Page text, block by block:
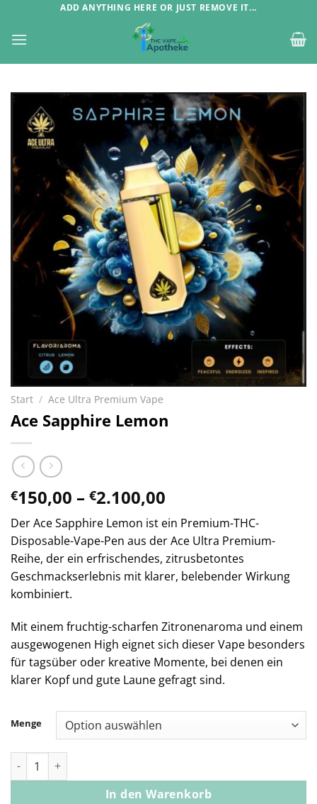
springen
ADD ANYTHING HERE OR JUST REMOVE IT...
Start / Ace Ultra Premium Vape
Ace Sapphire Lemon
€150,00 – €2.100,00
€150,00
bis
€2.100,00
Der Ace Sapphire Lemon ist ein Premium-THC-
Disposable-Vape-Pen aus der Ace Ultra Premium-
Reihe, der ein erfrischendes, zitrusbetontes
Geschmackserlebnis mit klarer, belebender Wirkung
kombiniert.
Mit einem fruchtig-scharfen Zitronenaroma und einem
ausgewogenen High eignet sich dieser Vape besonders
für tagsüber oder kreative Momente, bei denen ein
klarer Kopf und gute Laune gefragt sind.
Menge
Ace Sapphire Lemon Menge
In den Warenkorb